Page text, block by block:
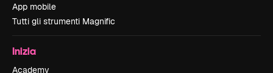
App mobile
Tutti gli strumenti Magnific
Inizia
Academy